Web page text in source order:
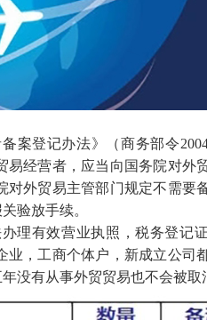
案登记办法》（商务部令
易经营者，应当向国务院对外
外贸易主管部门规定不需要
验放手续。
理有效营业执照，税务登记
，工商个体户，新成立公司
没有从事外贸贸易也不会被取